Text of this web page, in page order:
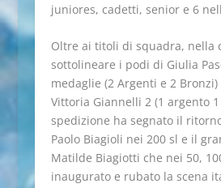
juniores, cadetti, senior e 6
Oltre ai titoli di squadra, nella
sottolineare i podi di Giulia
medaglie (2 Argenti e 2 Bronzi)
Vittoria Giannelli 2 (1 argento
spedizione ha segnato il
Paolo Biagioli nei 200 sl e il
Matilde Biagiotti che nei 50,
inaugurato e rubato la scena